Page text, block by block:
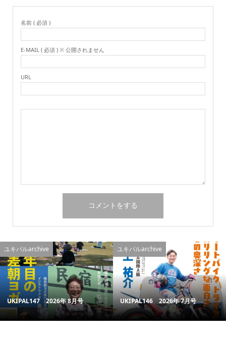
名前 ( 必須 )
E-MAIL ( 必須 ) ※ 公開されません
URL
ユキパルarchive
UKIPAL147 2026年 8月号
ユキパルarchive
UKIPAL146 2026年 7月号